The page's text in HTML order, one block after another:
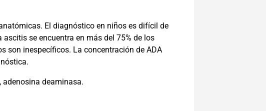
El diagnóstico en niños es difícil de
se encuentra en más del 75% de los
son inespecíficos. La concentración de ADA
adenosina deaminasa.